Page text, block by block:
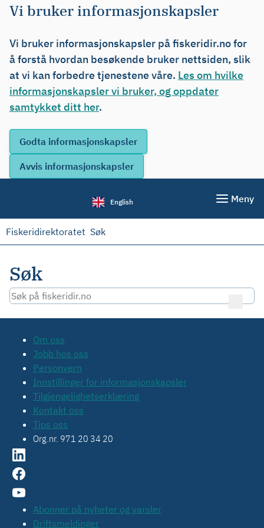
Vi bruker informasjonskapsler
Vi bruker informasjonskapsler på fiskeridir.no for
å forstå hvordan besøkende bruker nettsiden, slik
at vi kan forbedre tjenestene våre. Les om hvilke
informasjonskapsler vi bruker, og oppdater
samtykket ditt her.
English Meny
Fiskeridirektoratet Søk
Søk
Om oss
Jobb hos oss
Personvern
Innstillinger for informasjonskapsler
Tilgjengelighetserklæring
Kontakt oss
Tips oss
Org.nr. 971 20 34 20
Abonner på nyheter og varsler
Driftsmeldinger